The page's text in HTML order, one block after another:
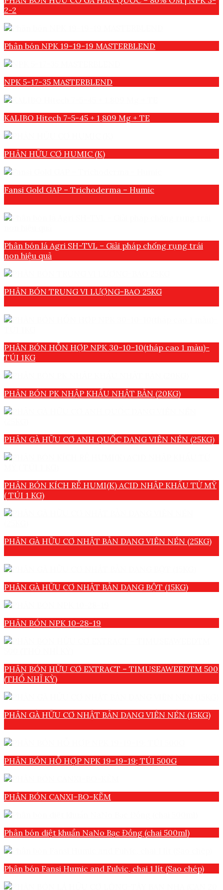
2-2
Phân bón NPK 19-19-19 MASTERBLEND
NPK 5-17-35 MASTERBLEND
KALIBO Hitech 7-5-45 + 1,809 Mg + TE
PHÂN HỮU CƠ HUMIC (K)
Fansi Gold GAP – Trichoderma – Humic
Phân bón lá Agri SH-TVL – Giải pháp chống rụng trái
non hiệu quả
PHÂN BÓN TRUNG VI LƯỢNG-BAO 25KG
PHÂN BÓN HỖN HỢP NPK 30-10-10(tháp cao 1 màu)-
TÚI 1KG
PHÂN BÓN PK NHẬP KHẨU NHẬT BẢN (20KG)
PHÂN GÀ HỮU CƠ ANH QUỐC DẠNG VIÊN NÉN (25KG)
PHÂN BÓN KÍCH RỄ HUMI(K) ACID NHẬP KHẨU TỪ MỸ
( TÚI 1 KG)
PHÂN GÀ HỮU CƠ NHẬT BẢN DẠNG VIÊN NÉN (25KG)
PHÂN GÀ HỮU CƠ NHẬT BẢN DẠNG BỘT (15KG)
PHÂN BÓN NPK 10-28-19
PHÂN BÓN HỮU CƠ EXTRACT – TIMUSEAWEEDTM 500
(THỔ NHĨ KỲ)
PHÂN GÀ HỮU CƠ NHẬT BẢN DẠNG VIÊN NÉN (15KG)
PHÂN BÓN HỖ HỢP NPK 19-19-19; TÚI 500G
PHÂN BÓN CANXI-BO-KẼM
Phân bón diệt khuẩn NaNo Bạc Đồng (chai 500ml)
Phân bón Fansi Humic and Fulvic, chai 1 lít (Sao chép)